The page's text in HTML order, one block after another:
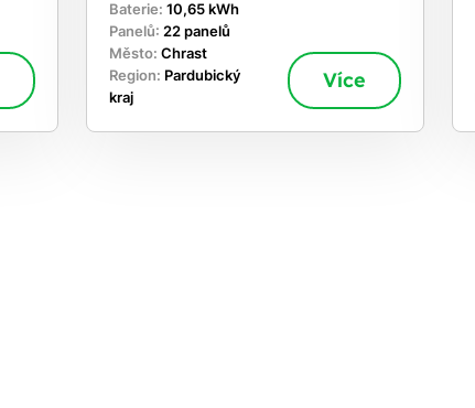
Baterie: 10,65 kWh
Panelů: 22 panelů
Město: Chrast
Region: Pardubický
kraj
Více